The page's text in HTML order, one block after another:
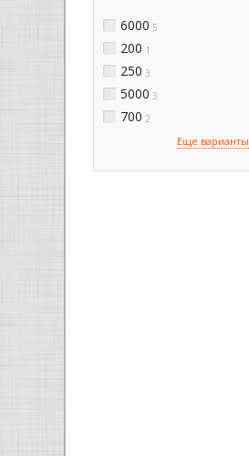
6000 5
200 1
250 3
5000 3
700 2
Еще варианты